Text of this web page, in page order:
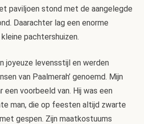
paviljoen stond met de aangelegde
Daarachter lag een enorme
pachtershuizen.
joyeuze levensstijl en werden
van Paalmerah’ genoemd. Mijn
een voorbeeld van. Hij was een
man, die op feesten altijd zwarte
gespen. Zijn maatkostuums